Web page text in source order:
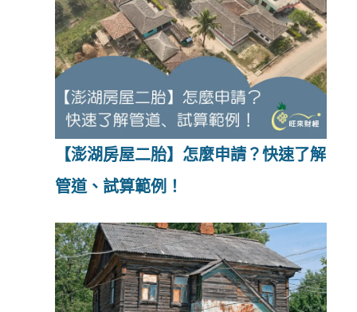
【澎湖房屋二胎】怎麼申請？快速了解
管道、試算範例！